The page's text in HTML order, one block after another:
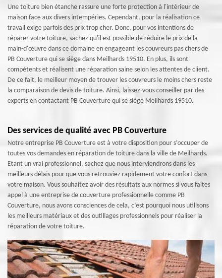
Une toiture bien étanche rassure une forte protection à l'intérieur de
maison face aux divers intempéries. Cependant, pour la réalisation ce
travail exige parfois des prix trop cher. Donc, pour vos intentions de
réparer votre toiture, sachez qu'il est possible de réduire le prix de la
main-d'œuvre dans ce domaine en engageant les couvreurs pas chers de
PB Couverture qui se siège dans Meilhards 19510. En plus, ils sont
compétents et réalisent une réparation saine selon les attentes de client.
De ce fait, le meilleur moyen de trouver les couvreurs le moins chers reste
la comparaison de devis de toiture. Ainsi, laissez-vous conseiller par des
experts en contactant PB Couverture qui se siège Meilhards 19510.
Des services de qualité avec PB Couverture
Notre entreprise PB Couverture est à votre disposition pour s’occuper de
toutes vos demandes en réparation de toiture dans la ville de Meilhards.
Etant un vrai professionnel, sachez que nous interviendrons dans les
meilleurs délais pour que vous retrouviez rapidement votre confort dans
votre maison. Vous souhaitez avoir des résultats aux normes si vous faites
appel à une entreprise de couverture professionnelle comme PB
Couverture, nous avons consciences de cela, c’est pourquoi nous utilisons
les meilleurs matériaux et des outillages professionnels pour réaliser la
réparation de votre toiture.